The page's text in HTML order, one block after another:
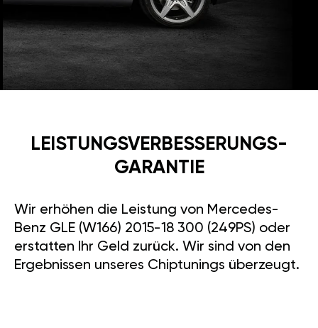
LEISTUNGSVERBESSE­RUNGS­
GARANTIE
Wir erhöhen die Leistung von Mercedes-
Benz GLE (W166) 2015-18 300 (249PS) oder
erstatten Ihr Geld zurück. Wir sind von den
Ergebnissen unseres Chiptunings überzeugt.